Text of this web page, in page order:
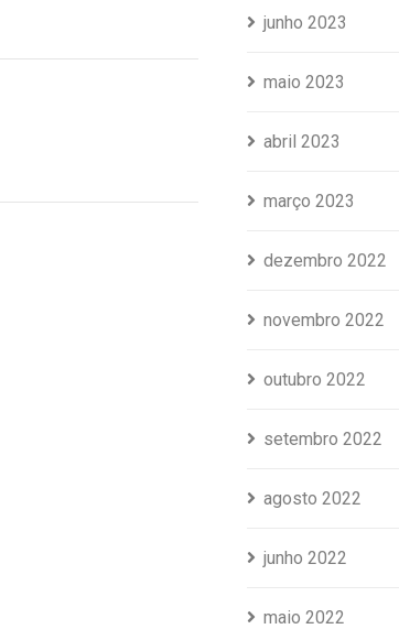
junho 2023
maio 2023
abril 2023
março 2023
dezembro 2022
novembro 2022
outubro 2022
setembro 2022
agosto 2022
junho 2022
maio 2022